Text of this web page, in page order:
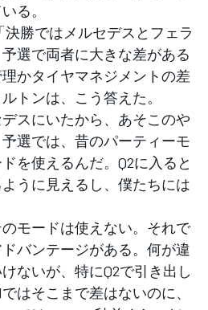
る。
勝ではメルセデスとフェラ
選で両者に大きな差がある
かタイヤマネジメントの差
トンは、こう答えた。
デスにいたから、あそこのや
選では、昔のパーティーモ
を使えるんだ。Q2に入ると
うに見えるし、僕たちには
のモードは使えない。それで
バンテージがある。何が違
ないが、特にQ2で引き出し
はそこまで差はないのに、